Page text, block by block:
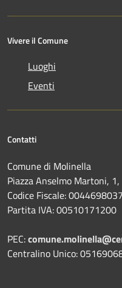
Vivere il Comune
Luoghi
Eventi
Contatti
Comune di Molinella
Piazza Anselmo Martoni,
Codice Fiscale:
Partita IVA: 00510171200
PEC:
Centralino Unico: